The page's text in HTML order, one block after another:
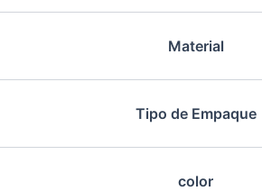
Material
Tipo de Empaque
color